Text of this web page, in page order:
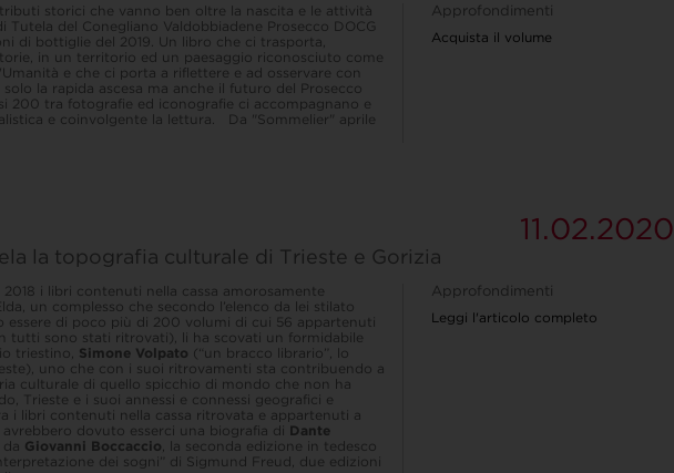
storici che vanno ben oltre la nascita e le attività
Tutela del Conegliano Valdobbiadene Prosecco DOCG
di bottiglie del 2019. Un libro che ci trasporta,
in un territorio ed un paesaggio riconosciuto come
e che ci porta a riflettere e ad osservare con
la rapida ascesa ma anche il futuro del Prosecco
200 tra fotografie ed iconografie ci accompagnano e
e coinvolgente la lettura. Da "Sommelier" aprile
Approfondimenti
Acquista il volume
11.02.2020
la topografia culturale di Trieste e Gorizia
2018 i libri contenuti nella cassa amorosamente
un complesso che secondo l’elenco da lei stilato
essere di poco più di 200 volumi di cui 56 appartenuti
tutti sono stati ritrovati), li ha scovati un formidabile
triestino, Simone Volpato (“un bracco librario”, lo
uno che con i suoi ritrovamenti sta contribuendo a
culturale di quello spicchio di mondo che non ha
Trieste e i suoi annessi e connessi geografici e
i libri contenuti nella cassa ritrovata e appartenuti a
avrebbero dovuto esserci una biografia di Dante
Giovanni Boccaccio , la seconda edizione in tedesco
dei sogni” di Sigmund Freud, due edizioni
Approfondimenti
Leggi l'articolo completo